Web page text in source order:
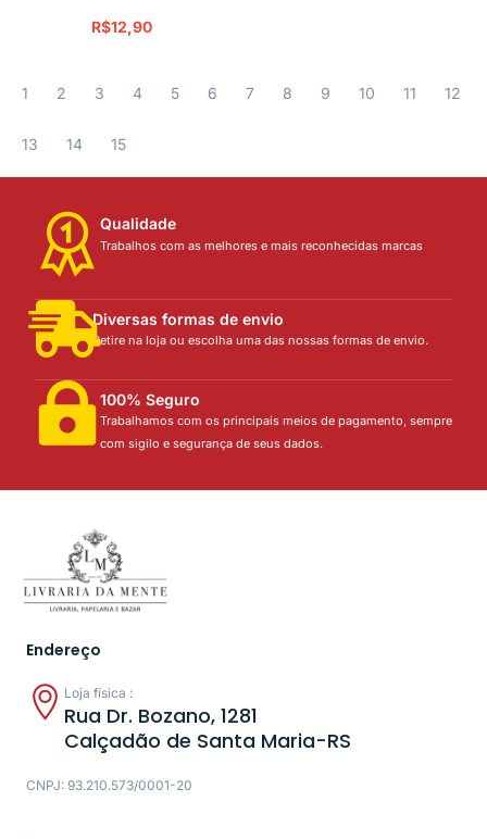
R$12,90
1 2 3 4 5 6 7 8 9 10 11 12
13 14 15
Qualidade
Trabalhos com as melhores e mais reconhecidas marcas
Diversas formas de envio
Retire na loja ou escolha uma das nossas formas de envio.
100% Seguro
Trabalhamos com os principais meios de pagamento, sempre
com sigilo e segurança de seus dados.
Endereço
Loja física :
Rua Dr. Bozano, 1281
Calçadão de Santa Maria-RS
CNPJ: 93.210.573/0001-20